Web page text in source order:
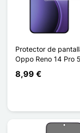
Protector de
Oppo Reno 14 Pro
8,99 €